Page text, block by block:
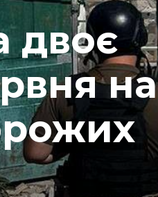
двоє
на